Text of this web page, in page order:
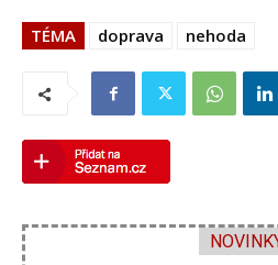
TÉMA doprava nehoda